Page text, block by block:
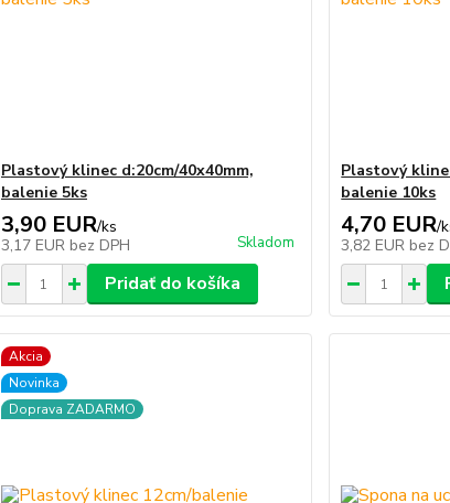
Plastový klinec d:20cm/40x40mm,
balenie 5ks
3,90 EUR/ks
3,17 EUR bez DPH Skladom
Pridať do košíka
Plastový
balenie 10ks
4,70 EUR/
3,82 EUR bez
Akcia
Novinka
Doprava ZADARMO